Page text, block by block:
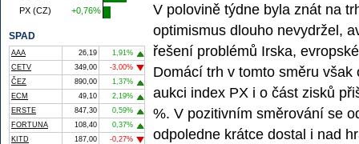
V polovině týdne byla znát na
optimismus dlouho nevydržel,
řešení problémů Irska,
Domácí trh v tomto směru
aukci index PX i o část zisků
%. V pozitivním směrování se
odpoledne krátce dostal i nad
PX (CZ)
+0,76%
SPAD
AAA 26,19
1,91%
CETV
349,00
-3,00%
ČEZ
890,00
1,37%
ECM
49,10
2,19%
ERSTE
847,30
0,59%
FORTUNA
108,40
0,37%
KITD
187,00
-0,27%